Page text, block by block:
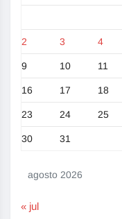
agosto 2026
2 3 4
9 10 11
16 17 18
23 24 25
30 31
« jul